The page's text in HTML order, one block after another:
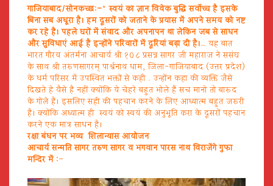
गाजियाबाद/सोनकच्छ:–*स्वयं का ज्ञान विवेक बुद्धि सर्वोच्च है इसके
बिना सब अधूरा है। हम दूसरों को जताने के प्रयास में अपने समय को नष्ट
कर रहे है। पहले घरों में संवाद और अपनापन था लेकिन जब से साधन
और सुविधाएं आई है इन्होंने परिवारों में दूरियां बढ़ा दी है।… यह बात
भारत गौरव अंतर्मना आचार्य श्री १०८ प्रसन्न सागर जी महाराज ने ससंघ
के साथ श्री तरूणसागरम् पार्श्वनाथ धाम, जिला-गाजियाबाद (उत्तर प्रदेश)
के धर्म परिसर में उपस्थित भक्तों से कही . उन्होंन कहा की व्यक्ति जैसे
दिखते हे वैसे है नहीं क्योंकि ये चेहरे बहुत भोले हैं सच मानो तो बारूद
के गोले है। इसलिए सही की पहचान करने के लिए आध्यात्म बहुत जरूरी
है। क्योंकि अध्यात्म ही स्वयं को स्वयं की अनुभूति करा के दूसरों पहचान
करने एक मात्र साधन है।
रक्षा बंधन पर भव्य शिलान्यास आयोजन
आचार्य सन्मति सागर तरुण सागर व भगवान पारस नाथ विराजेंगे गुफा
मन्दिर में :–